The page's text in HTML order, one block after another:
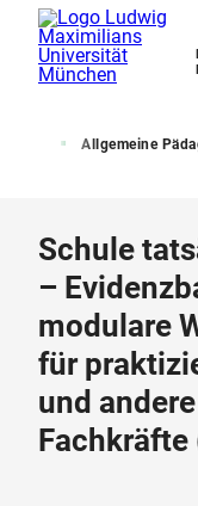
Allgemeine Pädagogik, Erziehungs- und
Schule
–
modulare
für
und
Fachkräfte